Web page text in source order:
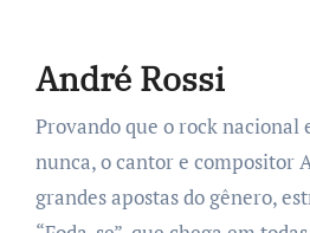
André Rossi
Provando que o rock nacional
nunca, o cantor e compositor
grandes apostas do gênero,